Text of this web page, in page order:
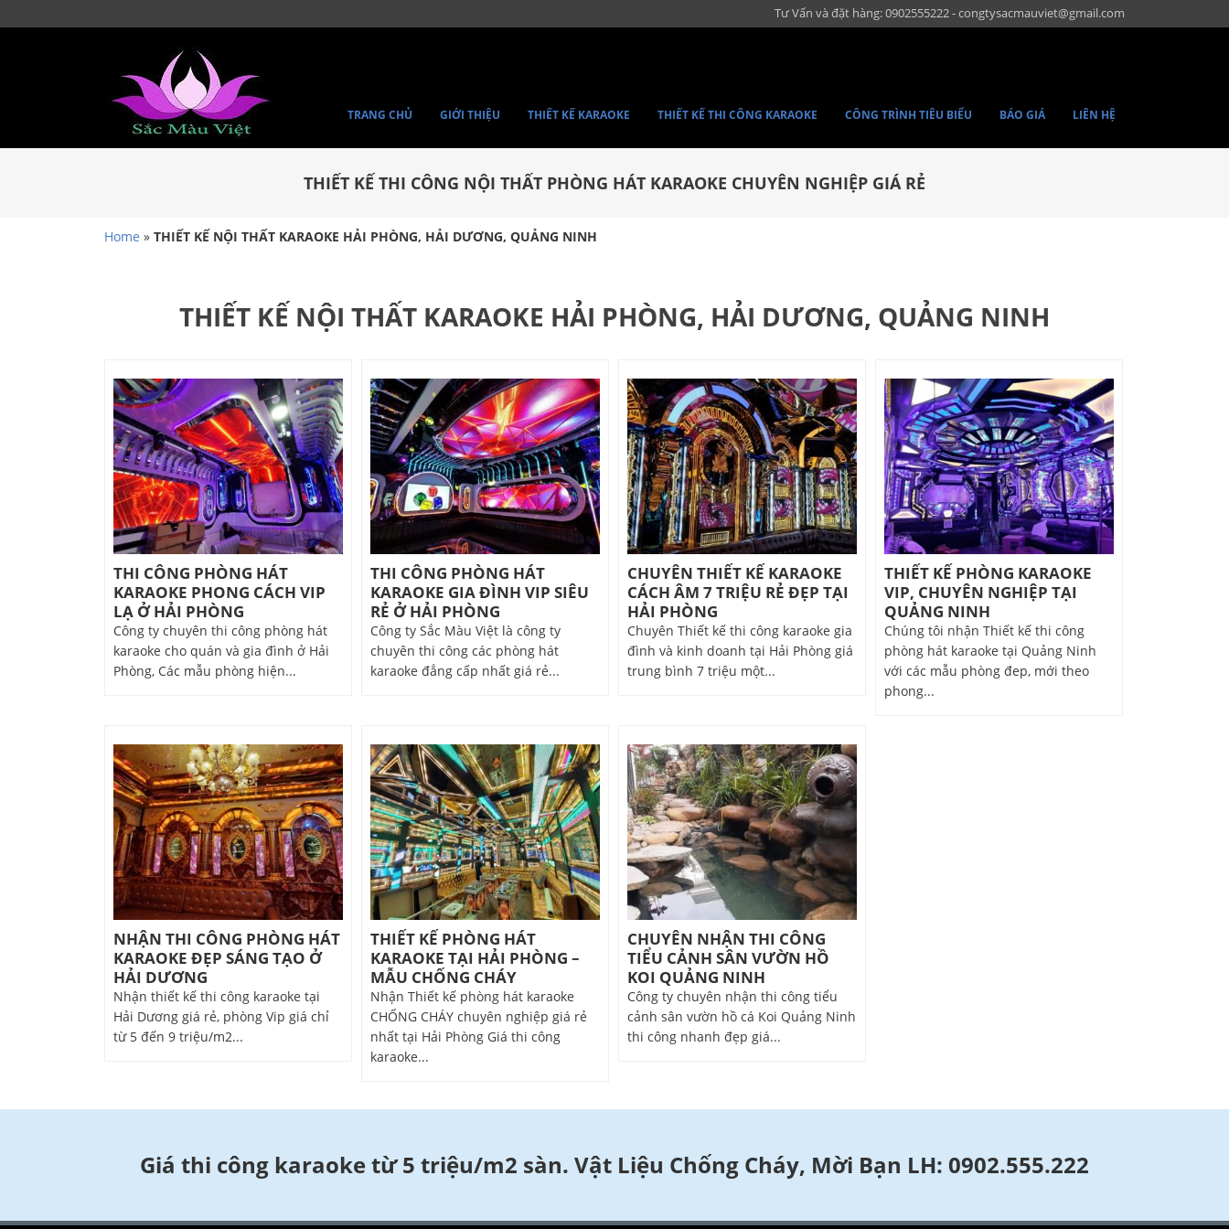
Tư Vấn và đặt hàng: 0902555222 - congtysacmauviet@gmail.com
TRANG CHỦ GIỚI THIỆU THIẾT KẾ KARAOKE THIẾT KẾ THI CÔNG KARAOKE CÔNG TRÌNH TIÊU BIỂU BÁO GIÁ LIÊN HỆ
THIẾT KẾ THI CÔNG NỘI THẤT PHÒNG HÁT KARAOKE CHUYÊN NGHIỆP GIÁ RẺ
Home » THIẾT KẾ NỘI THẤT KARAOKE HẢI PHÒNG, HẢI DƯƠNG, QUẢNG NINH
THIẾT KẾ NỘI THẤT KARAOKE HẢI PHÒNG, HẢI DƯƠNG, QUẢNG NINH
THI CÔNG PHÒNG HÁT
KARAOKE PHONG CÁCH VIP
LẠ Ở HẢI PHÒNG
Công ty chuyên thi công phòng hát
karaoke cho quán và gia đình ở Hải
Phòng, Các mẫu phòng hiện...
THI CÔNG PHÒNG HÁT
KARAOKE GIA ĐÌNH VIP SIÊU
RẺ Ở HẢI PHÒNG
Công ty Sắc Màu Việt là công ty
chuyên thi công các phòng hát
karaoke đẳng cấp nhất giá rẻ...
CHUYÊN THIẾT KẾ KARAOKE
CÁCH ÂM 7 TRIỆU RẺ ĐẸP TẠI
HẢI PHÒNG
Chuyên Thiết kế thi công karaoke gia
đình và kinh doanh tại Hải Phòng giá
trung bình 7 triệu một...
THIẾT KẾ PHÒNG KARAOKE
VIP, CHUYÊN NGHIỆP TẠI
QUẢNG NINH
Chúng tôi nhận Thiết kế thi công
phòng hát karaoke tại Quảng Ninh
với các mẫu phòng đep, mới theo
phong...
NHẬN THI CÔNG PHÒNG HÁT
KARAOKE ĐẸP SÁNG TẠO Ở
HẢI DƯƠNG
Nhận thiết kế thi công karaoke tại
Hải Dương giá rẻ, phòng Vip giá chỉ
từ 5 đến 9 triệu/m2...
THIẾT KẾ PHÒNG HÁT
KARAOKE TẠI HẢI PHÒNG –
MẪU CHỐNG CHÁY
Nhận Thiết kế phòng hát karaoke
CHỐNG CHÁY chuyên nghiệp giá rẻ
nhất tại Hải Phòng Giá thi công
karaoke...
CHUYÊN NHẬN THI CÔNG
TIỂU CẢNH SÂN VƯỜN HỒ
KOI QUẢNG NINH
Công ty chuyên nhận thi công tiểu
cảnh sân vườn hồ cá Koi Quảng Ninh
thi công nhanh đẹp giá...
Giá thi công karaoke từ 5 triệu/m2 sàn. Vật Liệu Chống Cháy, Mời Bạn LH: 0902.555.222